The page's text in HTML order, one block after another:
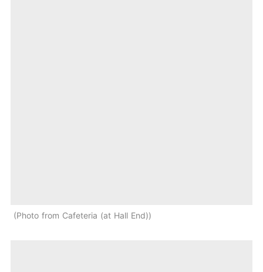
Photo from Cafeteria (at Hall End)